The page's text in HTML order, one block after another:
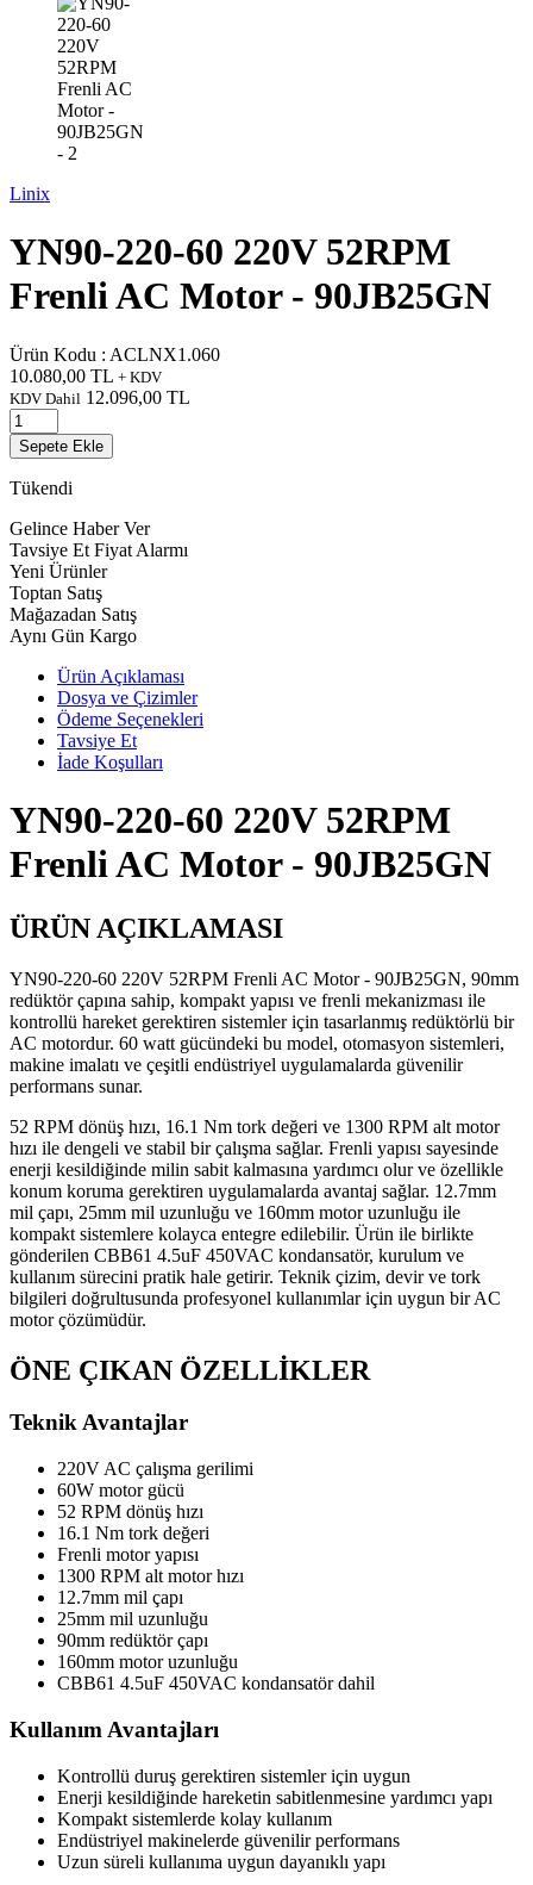
Linix
YN90-220-60 220V 52RPM
Frenli AC Motor - 90JB25GN
Ürün Kodu : ACLNX1.060
10.080,00 TL + KDV
KDV Dahil 12.096,00 TL
Sepete Ekle
Tükendi
Gelince Haber Ver
Tavsiye Et Fiyat Alarmı
Yeni Ürünler
Toptan Satış
Mağazadan Satış
Aynı Gün Kargo
Ürün Açıklaması
Dosya ve Çizimler
Ödeme Seçenekleri
Tavsiye Et
İade Koşulları
YN90-220-60 220V 52RPM
Frenli AC Motor - 90JB25GN
ÜRÜN AÇIKLAMASI
YN90-220-60 220V 52RPM Frenli AC Motor - 90JB25GN, 90mm
redüktör çapına sahip, kompakt yapısı ve frenli mekanizması ile
kontrollü hareket gerektiren sistemler için tasarlanmış redüktörlü bir
AC motordur. 60 watt gücündeki bu model, otomasyon sistemleri,
makine imalatı ve çeşitli endüstriyel uygulamalarda güvenilir
performans sunar.
52 RPM dönüş hızı, 16.1 Nm tork değeri ve 1300 RPM alt motor
hızı ile dengeli ve stabil bir çalışma sağlar. Frenli yapısı sayesinde
enerji kesildiğinde milin sabit kalmasına yardımcı olur ve özellikle
konum koruma gerektiren uygulamalarda avantaj sağlar. 12.7mm
mil çapı, 25mm mil uzunluğu ve 160mm motor uzunluğu ile
kompakt sistemlere kolayca entegre edilebilir. Ürün ile birlikte
gönderilen CBB61 4.5uF 450VAC kondansatör, kurulum ve
kullanım sürecini pratik hale getirir. Teknik çizim, devir ve tork
bilgileri doğrultusunda profesyonel kullanımlar için uygun bir AC
motor çözümüdür.
ÖNE ÇIKAN ÖZELLİKLER
Teknik Avantajlar
220V AC çalışma gerilimi
60W motor gücü
52 RPM dönüş hızı
16.1 Nm tork değeri
Frenli motor yapısı
1300 RPM alt motor hızı
12.7mm mil çapı
25mm mil uzunluğu
90mm redüktör çapı
160mm motor uzunluğu
CBB61 4.5uF 450VAC kondansatör dahil
Kullanım Avantajları
Kontrollü duruş gerektiren sistemler için uygun
Enerji kesildiğinde hareketin sabitlenmesine yardımcı yapı
Kompakt sistemlerde kolay kullanım
Endüstriyel makinelerde güvenilir performans
Uzun süreli kullanıma uygun dayanıklı yapı